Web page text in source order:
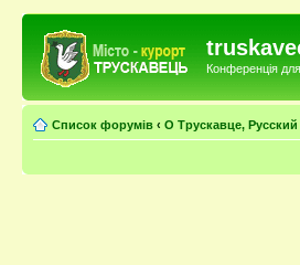
Конференція
Список форумів ‹ О Трускавце, Русский